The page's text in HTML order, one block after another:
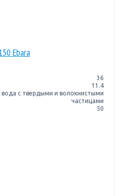
Ebara
36
11.4
вода с твердыми и волокнистыми
частицами
50